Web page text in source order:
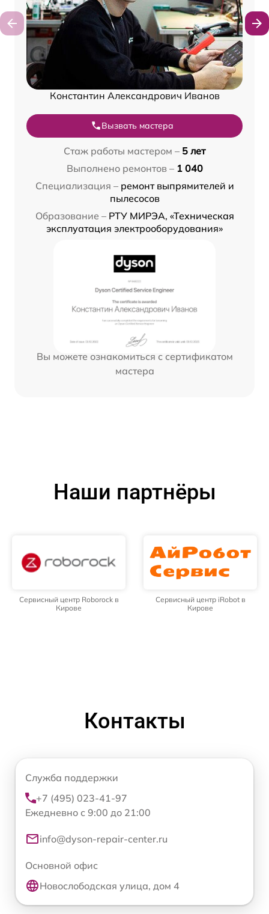
Константин Александрович Иванов
Вызвать мастера
Стаж работы мастером – 5 лет
Выполнено ремонтов – 1 040
Специализация – ремонт выпрямителей и
пылесосов
Образование – РТУ МИРЭА, «Техническая
эксплуатация электрооборудования»
Вы можете ознакомиться с сертификатом
мастера
Наши партнёры
Сервисный центр Roborock в
Кирове
Сервисный центр iRobot в
Кирове
Контакты
Служба поддержки
+7 (495) 023-41-97
Ежедневно с 9:00 до 21:00
info@dyson-repair-center.ru
Основной офис
Новослободская улица, дом 4